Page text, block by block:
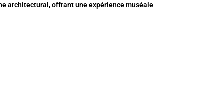
architectural, offrant une expérience muséale